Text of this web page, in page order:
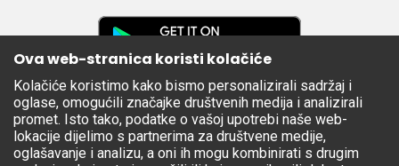
Apple
Store
Ova web-stranica koristi kolačiće
Kolačiće koristimo kako bismo personalizirali sadržaj i
oglase, omogućili značajke društvenih medija i analizirali
promet. Isto tako, podatke o vašoj upotrebi naše web-
lokacije dijelimo s partnerima za društvene medije,
oglašavanje i analizu, a oni ih mogu kombinirati s drugim